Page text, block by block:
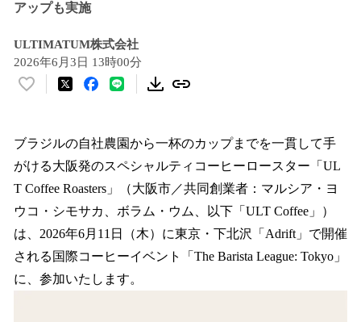
アップも実施
ULTIMATUM株式会社
2026年6月3日 13時00分
い
！
数
を
読
み
み
中
す
ブラジルの自社農園から一杯のカップまでを一貫して手
がける大阪発のスペシャルティコーヒーロースター「UL
T Coffee Roasters」（大阪市／共同創業者：マルシア・ヨ
ウコ・シモサカ、ボラム・ウム、以下「ULT Coffee」）
は、2026年6月11日（木）に東京・下北沢「Adrift」で開催
される国際コーヒーイベント「The Barista League: Tokyo」
に、参加いたします。